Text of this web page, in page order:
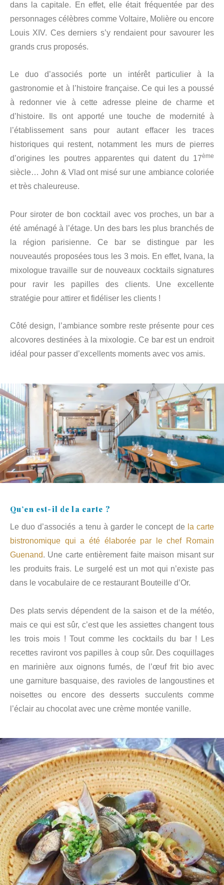
dans la capitale. En effet, elle était fréquentée par des
personnages célèbres comme Voltaire, Molière ou encore
Louis XIV. Ces derniers s’y rendaient pour savourer les
grands crus proposés.
Le duo d’associés porte un intérêt particulier à la
gastronomie et à l’histoire française. Ce qui les a poussé
à redonner vie à cette adresse pleine de charme et
d’histoire. Ils ont apporté une touche de modernité à
l’établissement sans pour autant effacer les traces
historiques qui restent, notamment les murs de pierres
d’origines les poutres apparentes qui datent du 17ème
siècle… John & Vlad ont misé sur une ambiance coloriée
et très chaleureuse.
Pour siroter de bon cocktail avec vos proches, un bar a
été aménagé à l’étage. Un des bars les plus branchés de
la région parisienne. Ce bar se distingue par les
nouveautés proposées tous les 3 mois. En effet, Ivana, la
mixologue travaille sur de nouveaux cocktails signatures
pour ravir les papilles des clients. Une excellente
stratégie pour attirer et fidéliser les clients !
Côté design, l’ambiance sombre reste présente pour ces
alcovores destinées à la mixologie. Ce bar est un endroit
idéal pour passer d’excellents moments avec vos amis.
Qu’en est-il de la carte ?
Le duo d’associés a tenu à garder le concept de la carte
bistronomique qui a été élaborée par le chef Romain
Guenand. Une carte entièrement faite maison misant sur
les produits frais. Le surgelé est un mot qui n’existe pas
dans le vocabulaire de ce restaurant Bouteille d’Or.
Des plats servis dépendent de la saison et de la météo,
mais ce qui est sûr, c’est que les assiettes changent tous
les trois mois ! Tout comme les cocktails du bar ! Les
recettes raviront vos papilles à coup sûr. Des coquillages
en marinière aux oignons fumés, de l’œuf frit bio avec
une garniture basquaise, des ravioles de langoustines et
noisettes ou encore des desserts succulents comme
l’éclair au chocolat avec une crème montée vanille.